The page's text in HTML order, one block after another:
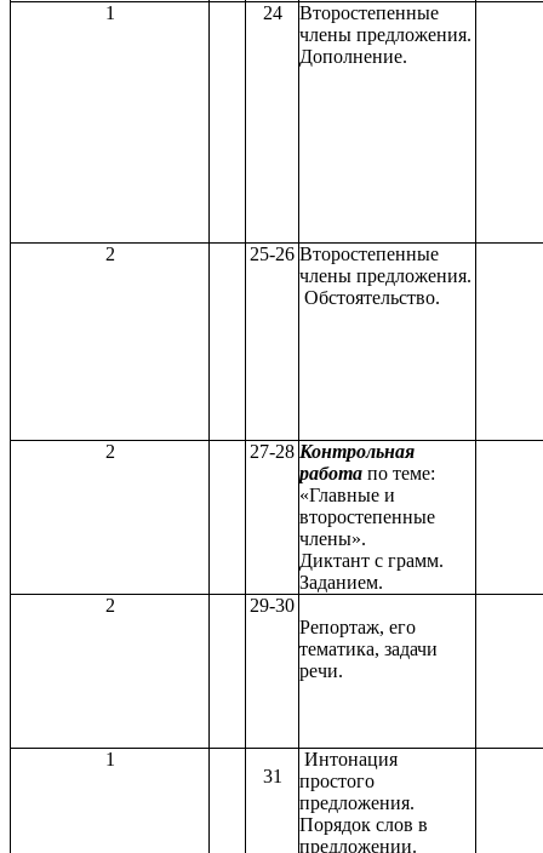
1 24
Второстепенные
члены предложения.
Дополнение.
2 25-26 Второстепенные
члены предложения.
Обстоятельство.
2 27-28 Контрольная
работа по теме:
«Главные и
второстепенные
члены».
Диктант с грамм.
Заданием.
2
29-30
Репортаж, его
тематика, задачи
речи.
1
31
Интонация
простого
предложения.
Порядок слов в
предложении.